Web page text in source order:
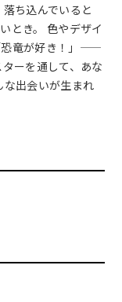
ち込んでいると
とき。 色やデザイ
恐竜が好き！」——
ーを通して、あな
な出会いが生まれ